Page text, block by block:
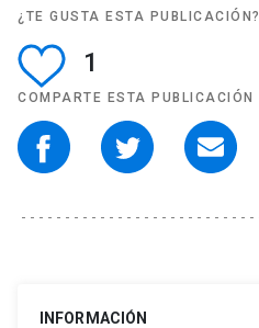
¿TE GUSTA ESTA PUBLICACIÓN?
1
COMPARTE ESTA PUBLICACIÓN
INFORMACIÓN